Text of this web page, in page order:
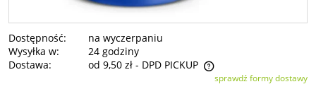
Dostępność:
na wyczerpaniu
Wysyłka w:
24 godziny
Dostawa:
od 9,50 zł - DPD PICKUP
Cena nie zawiera ewentualnych kosztów płatnościsprawdź formy dostawy